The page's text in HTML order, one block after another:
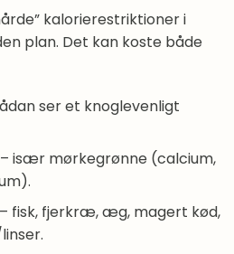
kalorierestriktioner i
plan. Det kan koste både
ser et knoglevenligt
– især mørkegrønne (calcium,
fisk, fjerkræ, æg, magert kød,